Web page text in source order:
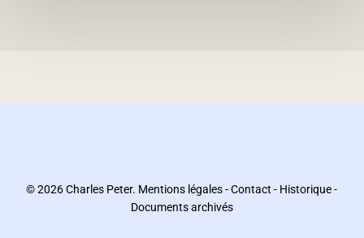
© 2026 Charles Peter. Mentions légales-Contact - Historique-
Documents archivés